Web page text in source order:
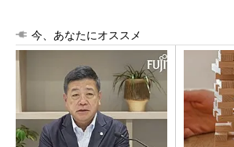
今、あなたにオススメ